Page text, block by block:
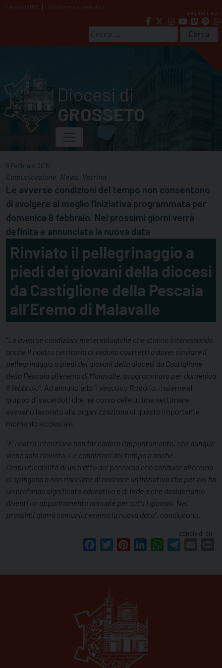
Skip
8 Agosto 2026
San Domenico, sacerdote
seguici su
per:
Diocesi di
GROSSETO
6 Febbraio 2015
Comunicazione News Vetrina
Le avverse condizioni del tempo non consentono
di svolgere al meglio l’iniziativa programmata per
domenica 8 febbraio. Nei prossimi giorni verrà
definita e annunciata la nuova data
Rinviato il pellegrinaggio a
piedi dei giovani della diocesi
da Castiglione della Pescaia
all’Eremo di Malavalle
“Le avverse condizioni metereologiche che stanno interessando
anche il nostro territorio ci vedono costretti a dover rinviare il
pellegrinaggio a piedi dei giovani della diocesi da Castiglione
della Pescaia all’eremo di Malavalle, programmato per domenica
8 febbraio”. Ad annunciarlo il vescovo Rodolfo, insieme al
gruppo di sacerdoti che nel corso delle ultime settimane
avevano lavorato alla organizzazione di questo importante
momento ecclesiale.
“E’ nostra intenzione non far cadere l’appuntamento, che dunque
viene solo rinviato. Le condizioni del tempo e anche
l’impraticabilità di un tratto del percorso che conduce all’eremo
ci spingono a non rischiare di rovinare un’iniziativa che per noi ha
un profondo significato educativo e di fede e che desideriamo
diventi un appuntamento annuale per tutti i giovani. Nei
prossimi giorni comunicheremo la nuova data”, concludono.
condividi su
FacebookTwitterPinterestLinkedInWhatsApp